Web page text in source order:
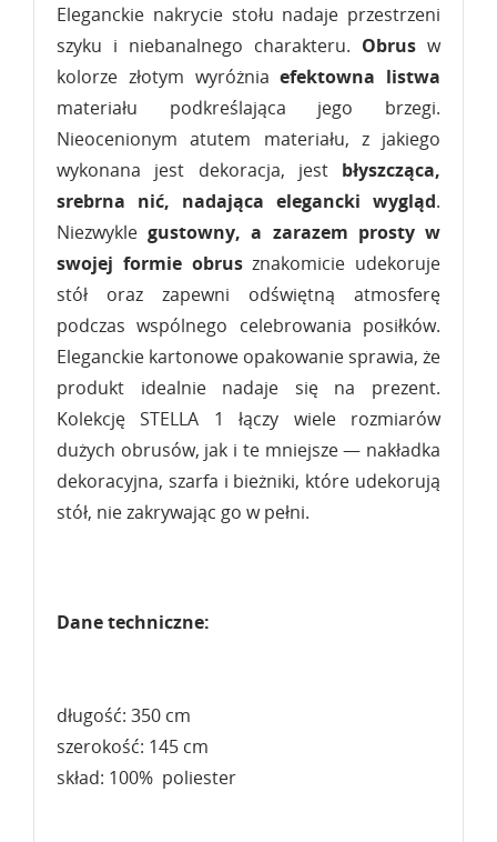
Eleganckie nakrycie stołu nadaje przestrzeni
szyku i niebanalnego charakteru. Obrus w
kolorze złotym wyróżniaefektowna listwa
materiału podkreślająca jego brzegi.
Nieocenionym atutem materiału, z jakiego
wykonana jest dekoracja, jest błyszcząca,
srebrna nić, nadająca elegancki wygląd.
Niezwyklegustowny, a zarazem prosty w
swojej formie obrusznakomicie udekoruje
stół oraz zapewni odświętną atmosferę
podczas wspólnego celebrowania posiłków.
Eleganckie kartonowe opakowanie sprawia, że
produkt idealnie nadaje się na prezent.
Kolekcję STELLA 1 łączy wiele rozmiarów
dużych obrusów, jak i te mniejsze — nakładka
dekoracyjna, szarfa i bieżniki, które udekorują
stół, nie zakrywając go w pełni.
Dane techniczne:
długość: 350 cm
szerokość: 145 cm
skład: 100% poliester